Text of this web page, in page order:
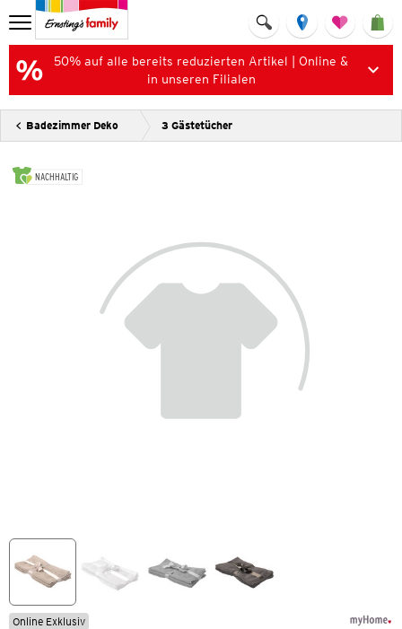
50% auf alle bereits reduzierten Artikel | Online &
in unseren Filialen
Badezimmer Deko 3 Gästetücher
NACHHALTIG
Online Exklusiv